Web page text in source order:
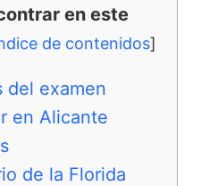
en este
de contenidos]
del examen
en Alicante
de la Florida